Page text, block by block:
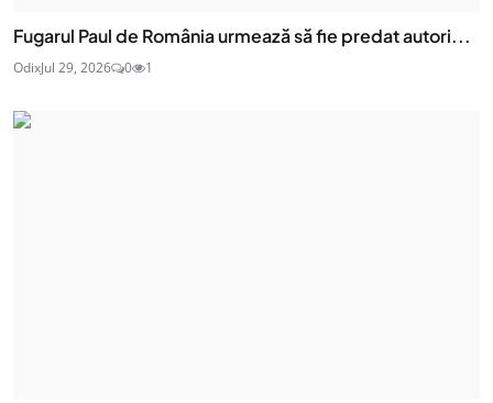
Fugarul Paul de România urmează să fie predat autori...
OdixJul 29, 2026 0 1